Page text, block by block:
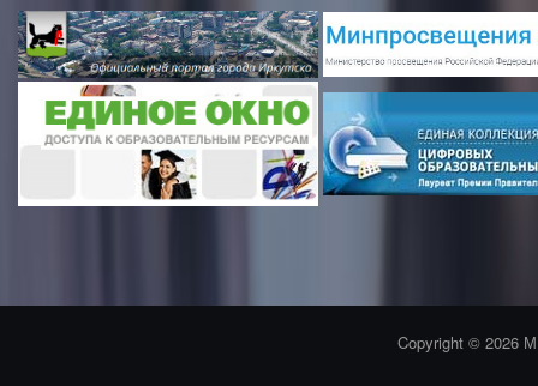
Copyright © 2026